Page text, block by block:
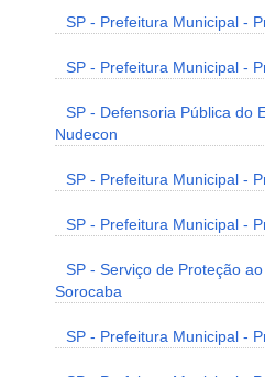
SP - Prefeitura Municipal -
SP - Prefeitura Municipal -
SP - Defensoria Pública do
Nudecon
SP - Prefeitura Municipal -
SP - Prefeitura Municipal -
SP - Serviço de Proteção
Sorocaba
SP - Prefeitura Municipal -